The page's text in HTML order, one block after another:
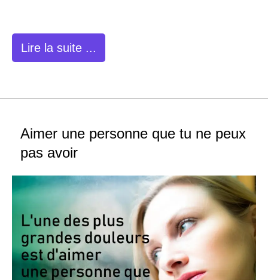
Lire la suite ...
Aimer une personne que tu ne peux
pas avoir